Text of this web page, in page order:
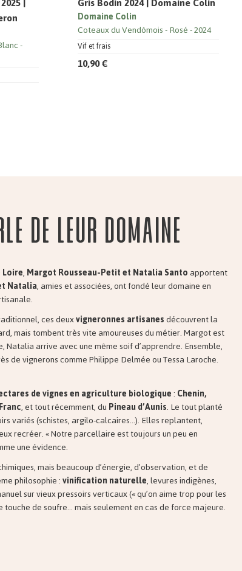
Vif et frais
Domaine Colin
Coteaux du Vendômois Rosé 2024
10,90 €
de leur domaine
,Margot Rousseau-Petit et Natalia Santoapportent
Natalia, amies et associées, ont fondé leur domaine en
ces deuxvigneronnes artisanesdécouvrent la
mais tombent très vite amoureuses du métier. Margot est
arrive avec une même soif d’apprendre. Ensemble,
de vignerons comme Philippe Delmée ou Tessa Laroche.
de vignes en agriculture biologique:Chenin,
, et tout récemment, duPineau d’Aunis. Le tout planté
variés (schistes, argilo-calcaires…). Elles replantent,
recréer. « Notre parcellaire est toujours un peu en
une évidence.
mais beaucoup d’énergie, d’observation, et de
philosophie :vinification naturelle, levures indigènes,
sur vieux pressoirs verticaux (« qu’on aime trop pour les
touche de soufre… mais seulement en cas de force majeure.